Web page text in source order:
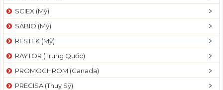
SCIEX (Mỹ)
SABIO (Mỹ)
RESTEK (Mỹ)
RAYTOR (Trung Quốc)
PROMOCHROM (Canada)
PRECISA (Thuỵ Sỹ)